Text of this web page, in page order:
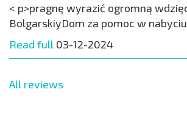
< p>pragnę wyrazić ogromną
BolgarskiyDom za pomoc w
Read full 03-12-2024
All reviews